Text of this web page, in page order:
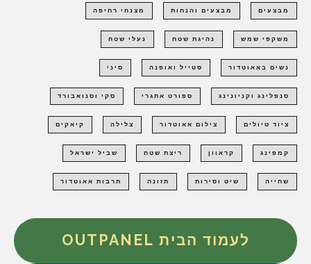
מבצעים מבצעים והנחות מצנחי רחיפה
משקפי שמש נהיגת שטח נעלי שטח
נשים באאוטדור סטייל ואופנה סיני
סנפלינג וקניונינג ספורט אתגרי סקי וסנואבורד
ציוד טיולים צילום אאוטדור צלילה קיאקים
קמפינג קראוון ריצת שטח שביל ישראל
שחייה שיט וסירות תזונה תרבות אאוטדור
לעמוד הבית OUTPANEL